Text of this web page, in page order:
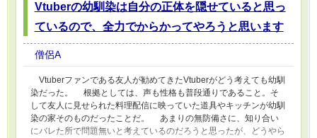
Vtuberの幼馴染は自分の正体を隠せていると思っ
ているので、全力でからかってやろうと思います
僧侶A
Vtuberファンである友人が勧めてきたVtuberがどう考えても幼馴
染だった。 根拠としては、声も性格も普段通りであること。そ
して友人に見せられた料理配信に映っていた道具やキッチンが幼馴
染の家そのものだったことだ。 あまりの無防備さに、知り合い
にバレた所で問題無いと考えているのだろうと思ったが、どうやら